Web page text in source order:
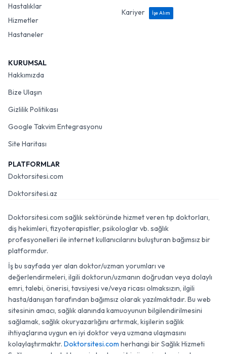
Hastalıklar
Hizmetler
Hastaneler
Kariyer
İşe Alım
KURUMSAL
Hakkımızda
Bize Ulaşın
Gizlilik Politikası
Google Takvim Entegrasyonu
Site Haritası
PLATFORMLAR
Doktorsitesi.com
Doktorsitesi.az
Doktorsitesi.com sağlık sektöründe hizmet veren tıp doktorları,
diş hekimleri, fizyoterapistler, psikologlar vb. sağlık
profesyonelleri ile internet kullanıcılarını buluşturan bağımsız bir
platformdur.
İş bu sayfada yer alan doktor/uzman yorumları ve
değerlendirmeleri, ilgili doktorun/uzmanın doğrudan veya dolaylı
emri, talebi, önerisi, tavsiyesi ve/veya ricası olmaksızın, ilgili
hasta/danışan tarafından bağımsız olarak yazılmaktadır. Bu web
sitesinin amacı, sağlık alanında kamuoyunun bilgilendirilmesini
sağlamak, sağlık okuryazarlığını artırmak, kişilerin sağlık
ihtiyaçlarına uygun en iyi doktor veya uzmana ulaşmasını
kolaylaştırmaktır. Doktorsitesi.com herhangi bir Sağlık Hizmeti